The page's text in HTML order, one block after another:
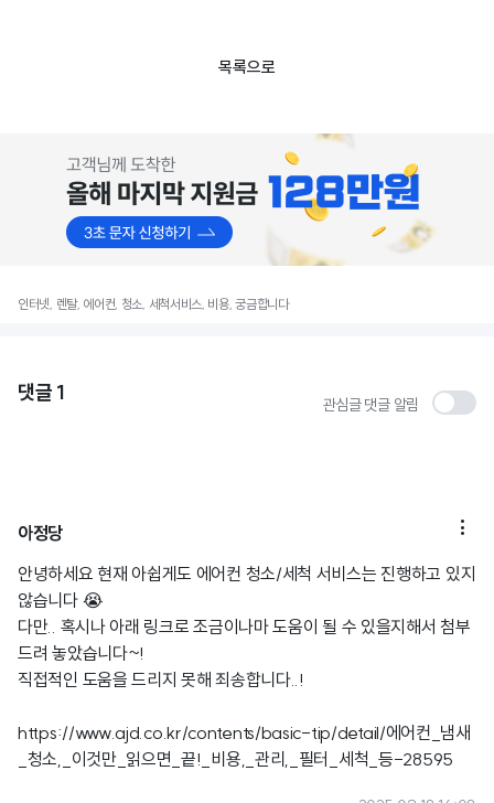
목록으로
인터넷, 렌탈, 에어컨, 청소, 세척서비스, 비용, 궁금합니다
댓글 1 관심글 댓글 알림
아정당 
안녕하세요 현재 아쉽게도 에어컨 청소/세척 서비스는 진행하고 있지
않습니다 😭
다만.. 혹시나 아래 링크로 조금이나마 도움이 될 수 있을지해서 첨부
드려 놓았습니다~!
직접적인 도움을 드리지 못해 죄송합니다..!
https://www.ajd.co.kr/contents/basic-tip/detail/에어컨_냄새
_청소,_이것만_읽으면_끝!_비용,_관리,_필터_세척_등-28595